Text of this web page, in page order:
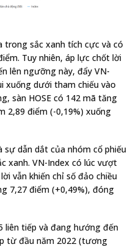
sắc xanh tích cực và có
Tuy nhiên, áp lực chốt lời
lên ngưỡng này, đẩy VN-
xuống dưới tham chiếu vào
sàn HOSE có 142 mã tăng
2,89 điểm (-0,19%) xuống
sự dẫn dắt của nhóm cổ phiếu
xanh. VN-Index có lúc vượt
vẫn khiến chỉ số đảo chiều
7,27 điểm (+0,49%), đóng
liên tiếp và đang hướng đến
từ đầu năm 2022 (tương